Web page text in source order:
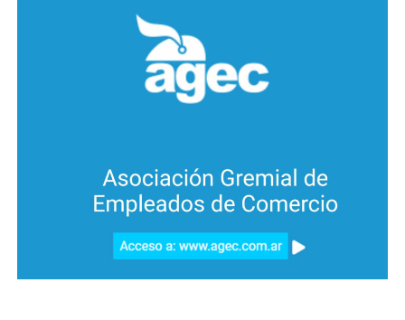
Limia, para instituir el “Día Provincial de la Lucha
contra el Acoso y el Ciberacoso” cada 2 de mayo,
desde una perspectiva de salud integral.